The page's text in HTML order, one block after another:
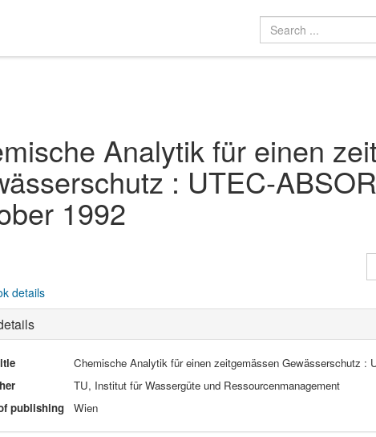
Analytik für einen
: UTEC-
1992
details
Chemische Analytik für einen zeitgemässen Gewässerschutz :
TU, Institut für Wassergüte und Ressourcenmanagement
publishing
Wien